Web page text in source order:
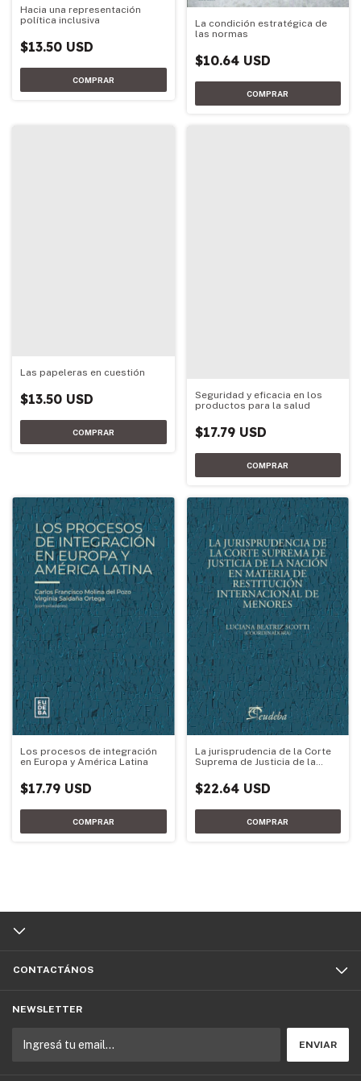
Hacia una representación
política inclusiva
$13.50 USD
La condición estratégica de
las normas
$10.64 USD
Las papeleras en cuestión
$13.50 USD
Seguridad y eficacia en los
productos para la salud
$17.79 USD
Los procesos de integración
en Europa y América Latina
$17.79 USD
La jurisprudencia de la Corte
Suprema de Justicia de la
restitución internacion
$22.64 USD
CONTACTÁNOS
NEWSLETTER